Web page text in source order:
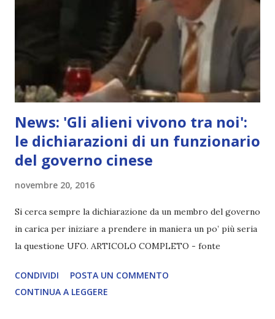
News: 'Gli alieni vivono tra noi':
le dichiarazioni di un funzionario
del governo cinese
novembre 20, 2016
Si cerca sempre la dichiarazione da un membro del governo
in carica per iniziare a prendere in maniera un po’ più seria
la questione UFO. ARTICOLO COMPLETO - fonte
CONDIVIDI
POSTA UN COMMENTO
CONTINUA A LEGGERE